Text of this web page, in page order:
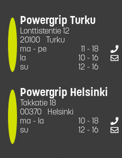
Powergrip Turku
Lonttistentie 12
20100
Turku
ma - pe
11 - 18
la
10 - 16
su
12 - 16
Powergrip Helsinki
Takkatie 18
00370
Helsinki
ma - la
10 - 18
su
12 - 16